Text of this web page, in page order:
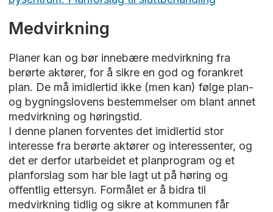
Medvirkning
Planer kan og bør innebære medvirkning fra
berørte aktører, for å sikre en god og forankret
plan. De må imidlertid ikke (men kan) følge plan-
og bygningslovens bestemmelser om blant annet
medvirkning og høringstid.
I denne planen forventes det imidlertid stor
interesse fra berørte aktører og interessenter, og
det er derfor utarbeidet et planprogram og et
planforslag som har ble lagt ut på høring og
offentlig ettersyn. Formålet er å bidra til
medvirkning tidlig og sikre at kommunen får